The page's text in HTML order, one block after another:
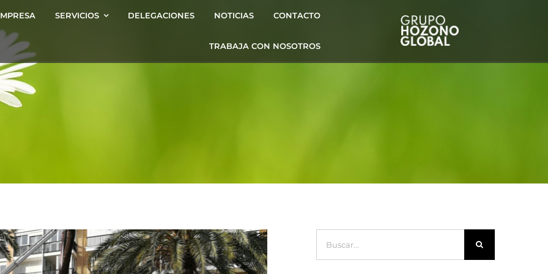
SERVICIOS DELEGACIONES NOTICIAS CONTACTO
TRABAJA CON NOSOTROS